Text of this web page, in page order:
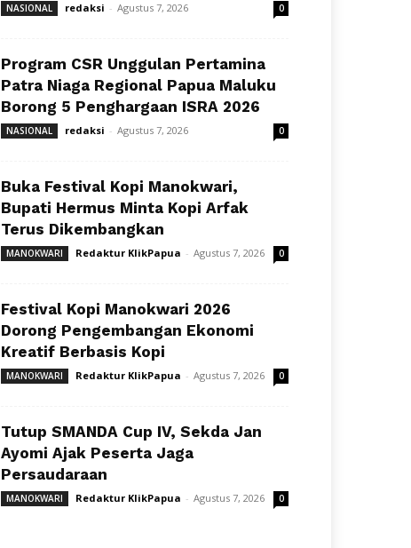
NASIONAL redaksi - Agustus 7, 2026 0
Program CSR Unggulan Pertamina
Patra Niaga Regional Papua Maluku
Borong 5 Penghargaan ISRA 2026
NASIONAL redaksi - Agustus 7, 2026 0
Buka Festival Kopi Manokwari,
Bupati Hermus Minta Kopi Arfak
Terus Dikembangkan
MANOKWARI Redaktur KlikPapua - Agustus 7, 2026 0
Festival Kopi Manokwari 2026
Dorong Pengembangan Ekonomi
Kreatif Berbasis Kopi
MANOKWARI Redaktur KlikPapua - Agustus 7, 2026 0
Tutup SMANDA Cup IV, Sekda Jan
Ayomi Ajak Peserta Jaga
Persaudaraan
MANOKWARI Redaktur KlikPapua - Agustus 7, 2026 0